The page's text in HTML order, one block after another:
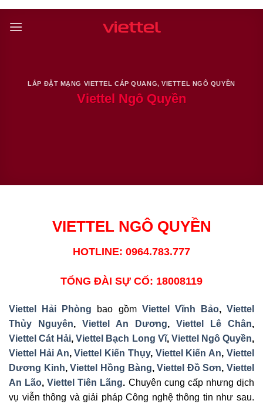
Skip
LẮP ĐẶT MẠNG VIETTEL CÁP QUANG,VIETTEL NGÔ QUYỀN
Viettel Ngô Quyền
VIETTEL NGÔ QUYỀN
HOTLINE: 0964.783.777
TỔNG ĐÀI SỰ CỐ: 18008119
Viettel Hải Phòng bao gồmViettel Vĩnh Bảo, Viettel
Thủy Nguyên, Viettel An Dương, Viettel Lê Chân,
Viettel Cát Hải,Viettel Bạch Long Vĩ, Viettel Ngô Quyền,
Viettel Hải An,Viettel Kiến Thụy, Viettel Kiến An,Viettel
Dương Kinh,Viettel Hồng Bàng,Viettel Đồ Sơn, Viettel
An Lão,Viettel Tiên Lãng. Chuyên cung cấp nhưng dịch
vụ viễn thông và giải pháp Công nghệ thông tin như sau.